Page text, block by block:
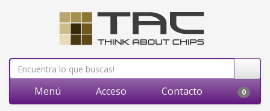
Menú Acceso Contacto 0